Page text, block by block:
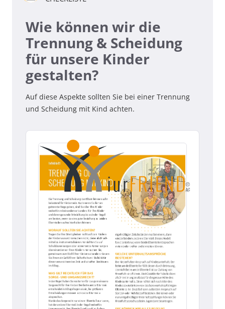
Wie können wir die
Trennung & Scheidung
für unsere Kinder
gestalten?
Auf diese Aspekte sollten Sie bei einer Trennung
und Scheidung mit Kind achten.